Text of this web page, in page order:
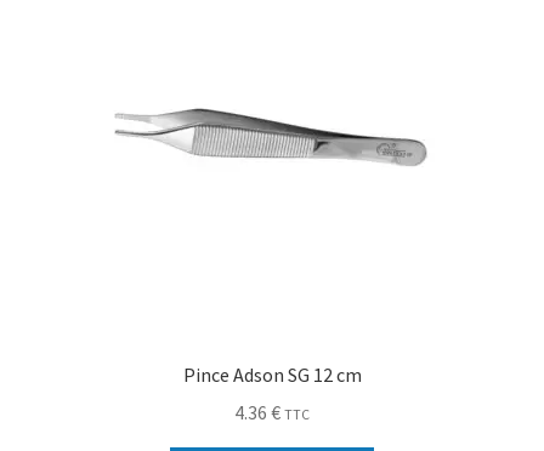
Pince Adson SG 12 cm
4.36 € TTC